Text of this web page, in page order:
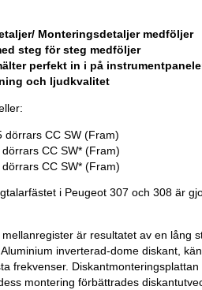
Monteringsdetaljer medföljer
steg för steg medföljer
perfekt in i på
och ljudkvalitet
dörrars CC SW (Fram)
CC SW* (Fram)
CC SW* (Fram)
i Peugeot 307 och 308 är
är resultatet av en lång
inverterad-dome diskant,
frekvenser.
montering förbättrades